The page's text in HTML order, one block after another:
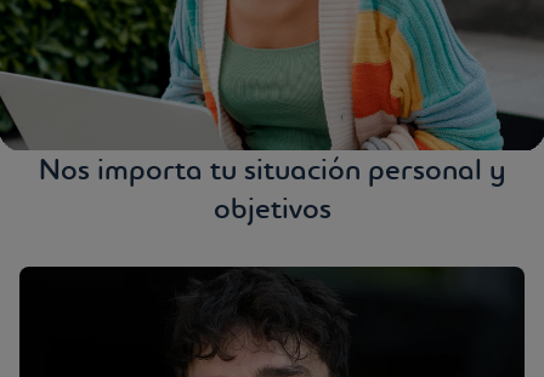
Nos importa tu situación personal y
objetivos